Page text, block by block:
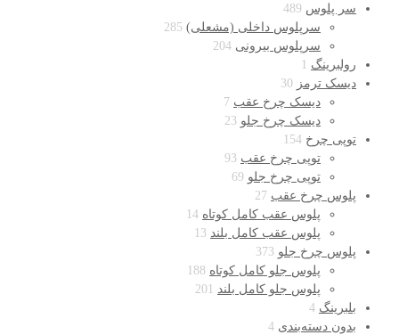
سر پلوس 489
سرپلوس داخلی (مشعلی) 285
سرپلوس بیرونی 204
رولبرینگ 1
دیسک ترمز 30
دیسک چرخ عقب 7
دیسک چرخ جلو 23
توپی چرخ 154
توپی چرخ عقب 93
توپی چرخ جلو 69
پلوس چرخ عقب 27
پلوس عقب کامل کوتاه 14
پلوس عقب کامل بلند 13
پلوس چرخ جلو 373
پلوس جلو کامل کوتاه 188
پلوس جلو کامل بلند 201
بلبرینگ 4
بدون دسته‌بندی 4